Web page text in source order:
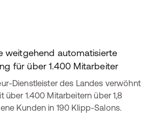
weitgehend automatisierte
für über 1.400 Mitarbeiter
Dienstleister des Landes verwöhnt
über 1.400 Mitarbeitern über 1,8
Kunden in 190 Klipp-Salons.